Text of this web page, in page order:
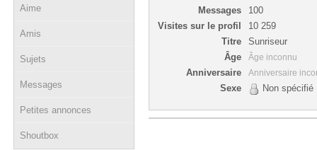
Aime
Amis
Sujets
Messages
Petites annonces
Shoutbox
Messages
100
Visites sur le profil
10 259
Titre
Sunriseur
Âge
Âge inconnu
Anniversaire Anniversaire
Sexe Non spécifié